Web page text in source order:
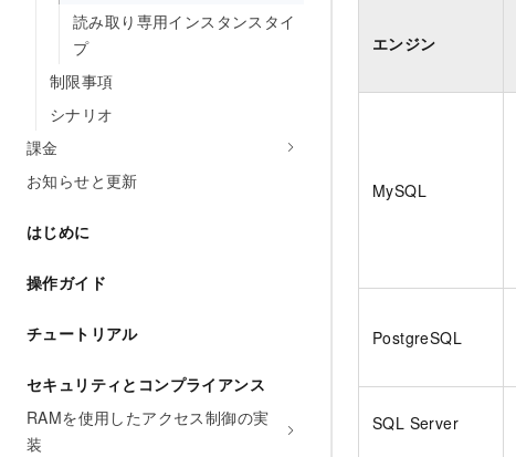
読み取り専用インスタンスタイ
プ
制限事項
シナリオ
課金
お知らせと更新
はじめに
操作ガイド
チュートリアル
セキュリティとコンプライアンス
RAMを使用したアクセス制御の実
装
エンジン
MySQL
PostgreSQL
SQL Server